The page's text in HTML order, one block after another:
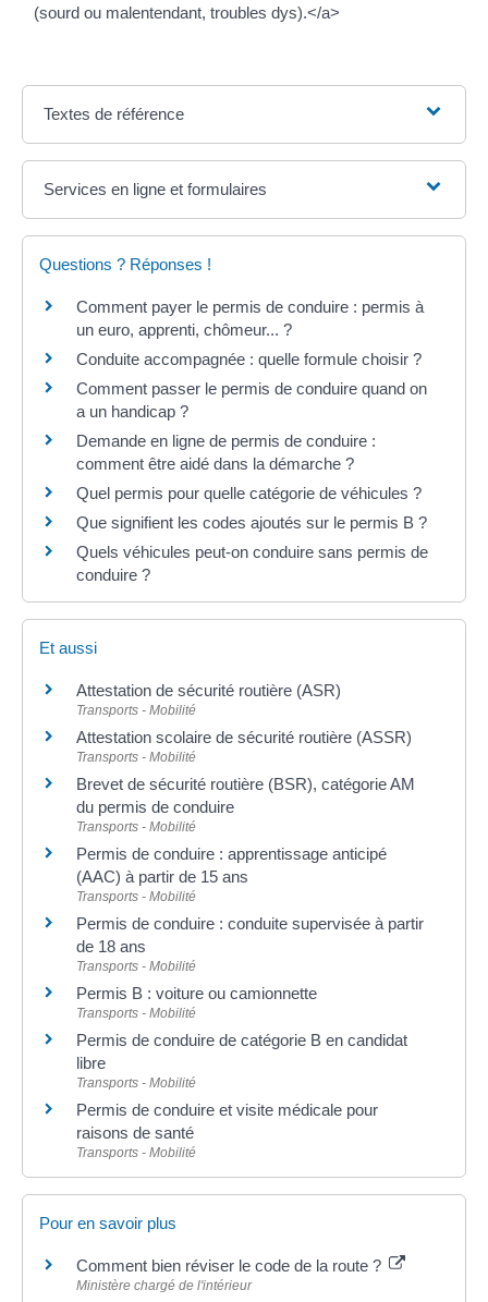
(sourd ou malentendant, troubles dys).</a>
Textes de référence
Services en ligne et formulaires
Questions ? Réponses !
Comment payer le permis de conduire : permis à
un euro, apprenti, chômeur... ?
Conduite accompagnée : quelle formule choisir ?
Comment passer le permis de conduire quand on
a un handicap ?
Demande en ligne de permis de conduire :
comment être aidé dans la démarche ?
Quel permis pour quelle catégorie de véhicules ?
Que signifient les codes ajoutés sur le permis B ?
Quels véhicules peut-on conduire sans permis de
conduire ?
Et aussi
Attestation de sécurité routière (ASR)
Transports - Mobilité
Attestation scolaire de sécurité routière (ASSR)
Transports - Mobilité
Brevet de sécurité routière (BSR), catégorie AM
du permis de conduire
Transports - Mobilité
Permis de conduire : apprentissage anticipé
(AAC) à partir de 15 ans
Transports - Mobilité
Permis de conduire : conduite supervisée à partir
de 18 ans
Transports - Mobilité
Permis B : voiture ou camionnette
Transports - Mobilité
Permis de conduire de catégorie B en candidat
libre
Transports - Mobilité
Permis de conduire et visite médicale pour
raisons de santé
Transports - Mobilité
Pour en savoir plus
Comment bien réviser le code de la route ?
Ministère chargé de l'intérieur